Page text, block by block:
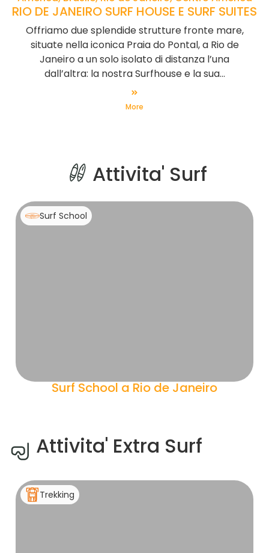
RIO DE JANEIRO SURF HOUSE E SURF SUITES
Offriamo due splendide strutture fronte mare,
situate nella iconica Praia do Pontal, a Rio de
Janeiro a un solo isolato di distanza l’una
dall’altra: la nostra Surfhouse e la sua...
More
Attivita' Surf
Surf School
Surf School a Rio de Janeiro
Attivita' Extra Surf
Trekking